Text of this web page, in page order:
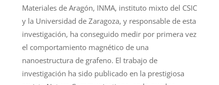
Materiales de Aragón, INMA, instituto mixto del CSIC
y la Universidad de Zaragoza, y responsable de esta
investigación, ha conseguido medir por primera vez
el comportamiento magnético de una
nanoestructura de grafeno. El trabajo de
investigación ha sido publicado en la prestigiosa